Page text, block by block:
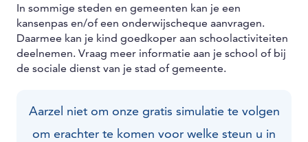
In sommige steden en gemeenten kan je een
kansenpas en/of een onderwijscheque aanvragen.
Daarmee kan je kind goedkoper aan schoolactiviteiten
deelnemen. Vraag meer informatie aan je school of bij
de sociale dienst van je stad of gemeente.
Aarzel niet om onze gratis simulatie te volgen
om erachter te komen voor welke steun u in